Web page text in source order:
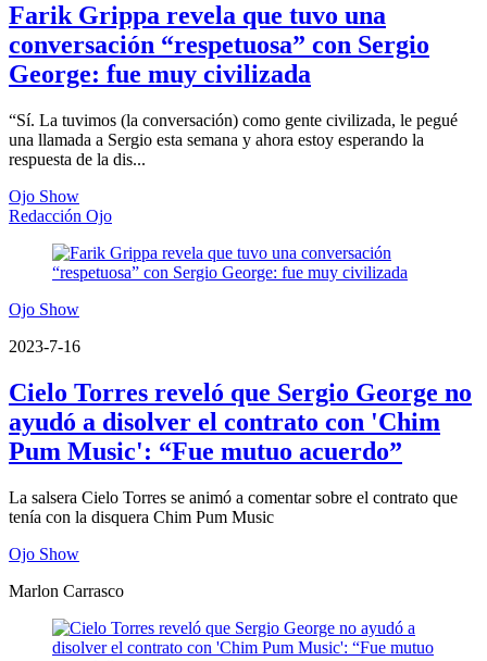
Farik Grippa revela que tuvo una
conversación “respetuosa” con Sergio
George: fue muy civilizada
“Sí. La tuvimos (la conversación) como gente civilizada, le pegué
una llamada a Sergio esta semana y ahora estoy esperando la
respuesta de la dis...
Ojo Show
Redacción Ojo
Ojo Show
2023-7-16
Cielo Torres reveló que Sergio George no
ayudó a disolver el contrato con 'Chim
Pum Music': “Fue mutuo acuerdo”
La salsera Cielo Torres se animó a comentar sobre el contrato que
tenía con la disquera Chim Pum Music
Ojo Show
Marlon Carrasco